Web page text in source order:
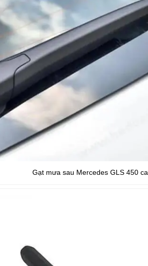
Gạt mưa sau Mercedes GLS 450